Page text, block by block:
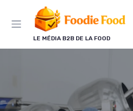
LE MÉDIA B2B DE LA FOOD
Panneau de gestion des cookies